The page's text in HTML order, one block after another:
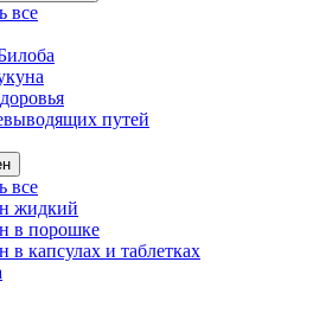
все
путей
все
жидкий
в порошке
в капсулах и таблетках